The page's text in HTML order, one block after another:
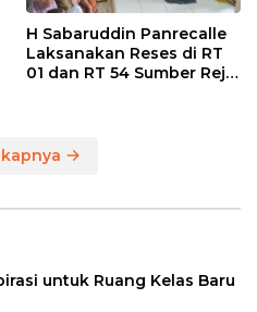
H Sabaruddin Panrecalle
Laksanakan Reses di RT
01 dan RT 54 Sumber Rejo
untuk Ruang Kelas Baru